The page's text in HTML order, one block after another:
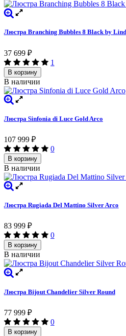
Люстра Branching Bubbles 8 Black by
37 699 ₽
1
В корзину
В наличии
Люстра Sinfonia di Luce Gold Arco
107 999 ₽
0
В корзину
В наличии
Люстра Rugiada Del Mattino Silver Arco
83 999 ₽
0
В корзину
В наличии
Люстра Bijout Chandelier Silver Round
77 999 ₽
0
В корзину